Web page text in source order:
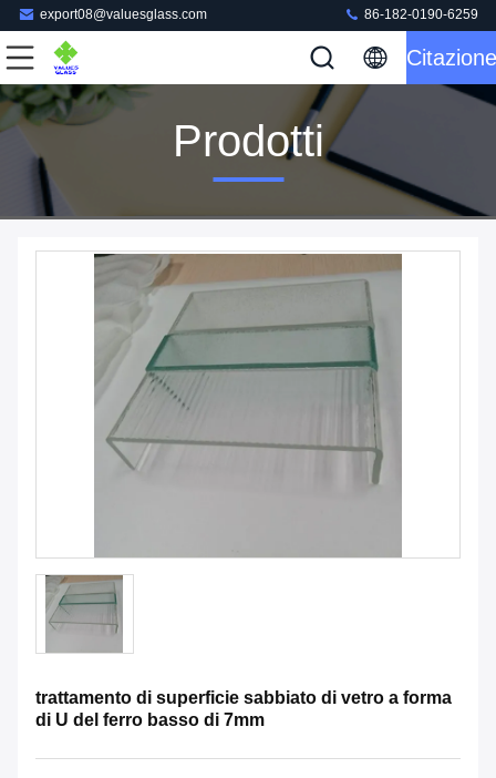
export08@valuesglass.com 86-182-0190-6259
Citazione
Prodotti
trattamento di superficie sabbiato di vetro a forma
di U del ferro basso di 7mm